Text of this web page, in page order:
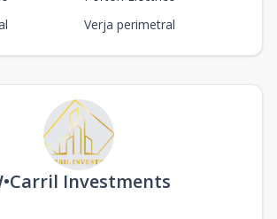
Verja perimetral
Investments